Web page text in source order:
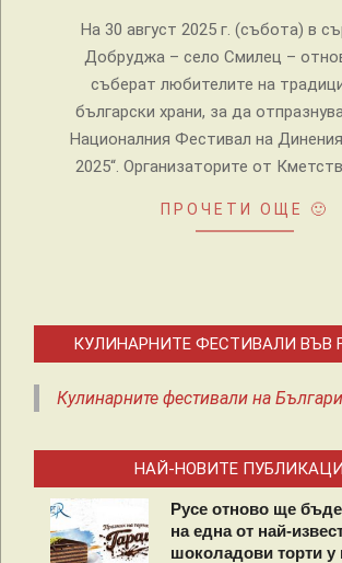
На 30 август 2025 г. (събота) в
Добруджа – село Смилец –
съберат любителите на
български храни, за да
Националния Фестивал на
2025“. Организаторите от
ПРОЧЕТИ ОЩЕ 🙂
КУЛИНАРНИТЕ ФЕСТИВАЛИ ВЪВ
Кулинарните фестивали на
НАЙ-НОВИТЕ
Русе отново ще
на една от най-
шоколадови торти у